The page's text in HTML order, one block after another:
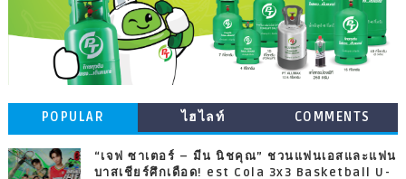
POPULAR ไฮไลท์ COMMENTS
“เจฟ ซาเตอร์ – มีน นิชคุณ” ชวนแฟนเอสและแฟน
บาสเชียร์ศึกเดือด! est Cola 3x3 Basketball U-